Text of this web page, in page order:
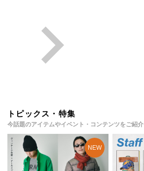
トピックス・特集
今話題のアイテムやイベント・コンテンツをご紹介